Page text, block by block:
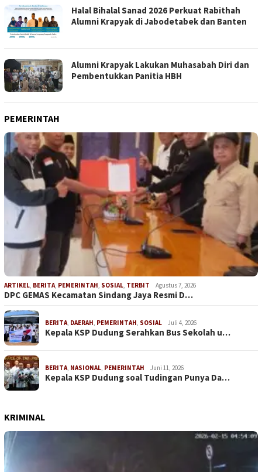
Halal Bihalal Sanad 2026 Perkuat Rabithah
Alumni Krapyak di Jabodetabek dan Banten
Alumni Krapyak Lakukan Muhasabah Diri dan
Pembentukkan Panitia HBH
PEMERINTAH
ARTIKEL, BERITA, PEMERINTAH, SOSIAL, TERBIT Agustus 7, 2026
DPC GEMAS Kecamatan Sindang Jaya Resmi D…
BERITA, DAERAH, PEMERINTAH, SOSIAL Juli 4, 2026
Kepala KSP Dudung Serahkan Bus Sekolah u…
BERITA, NASIONAL, PEMERINTAH Juni 11, 2026
Kepala KSP Dudung soal Tudingan Punya Da…
KRIMINAL